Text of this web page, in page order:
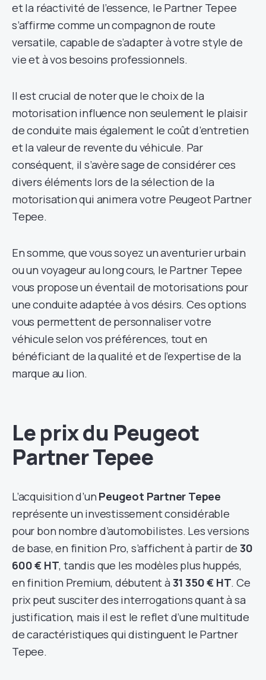
et la réactivité de l’essence, le Partner Tepee
s’affirme comme un compagnon de route
versatile, capable de s’adapter à votre style de
vie et à vos besoins professionnels.
Il est crucial de noter que le choix de la
motorisation influence non seulement le plaisir
de conduite mais également le coût d’entretien
et la valeur de revente du véhicule. Par
conséquent, il s’avère sage de considérer ces
divers éléments lors de la sélection de la
motorisation qui animera votre Peugeot Partner
Tepee.
En somme, que vous soyez un aventurier urbain
ou un voyageur au long cours, le Partner Tepee
vous propose un éventail de motorisations pour
une conduite adaptée à vos désirs. Ces options
vous permettent de personnaliser votre
véhicule selon vos préférences, tout en
bénéficiant de la qualité et de l’expertise de la
marque au lion.
Le prix du Peugeot
Partner Tepee
L’acquisition d’un Peugeot Partner Tepee
représente un investissement considérable
pour bon nombre d’automobilistes. Les versions
de base, en finition Pro, s’affichent à partir de 30
600 € HT, tandis que les modèles plus huppés,
en finition Premium, débutent à 31 350 € HT. Ce
prix peut susciter des interrogations quant à sa
justification, mais il est le reflet d’une multitude
de caractéristiques qui distinguent le Partner
Tepee.